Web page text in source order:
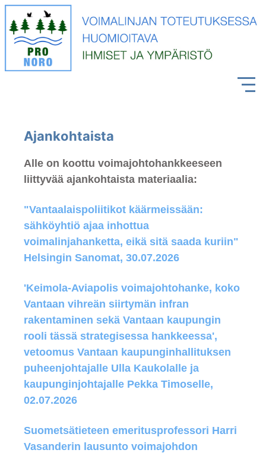
Ajankohtaista
Alle on koottu voimajohtohankkeeseen
liittyvää ajankohtaista materiaalia:
"Vantaalaispoliitikot käärmeissään:
sähköyhtiö ajaa inhottua
voimalinjahanketta, eikä sitä saada kuriin"
Helsingin Sanomat, 30.07.2026
'Keimola-Aviapolis voimajohtohanke, koko
Vantaan vihreän siirtymän infran
rakentaminen sekä Vantaan kaupungin
rooli tässä strategisessa hankkeessa',
vetoomus Vantaan kaupunginhallituksen
puheenjohtajalle Ulla Kaukolalle ja
kaupunginjohtajalle Pekka Timoselle,
02.07.2026
Suometsätieteen emeritusprofessori Harri
Vasanderin lausunto voimajohdon